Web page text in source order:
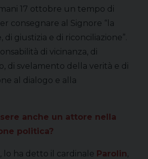
17 ottobre un tempo di
consegnare al Signore “la
di giustizia e di riconciliazione”.
di vicinanza, di
di svelamento della verità e di
al dialogo e alla
anche un attore nella
politica?
lo ha detto il cardinale Parolin,